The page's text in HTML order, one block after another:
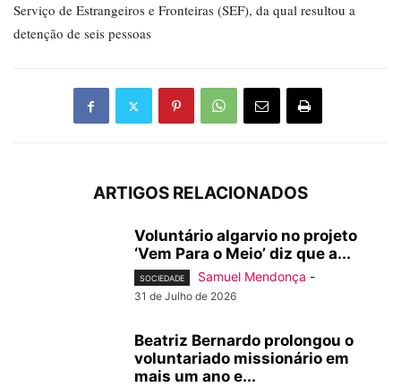
Serviço de Estrangeiros e Fronteiras (SEF), da qual resultou a
detenção de seis pessoas
ARTIGOS RELACIONADOS
Voluntário algarvio no projeto
‘Vem Para o Meio’ diz que a...
SOCIEDADE Samuel Mendonça -
31 de Julho de 2026
Beatriz Bernardo prolongou o
voluntariado missionário em
mais um ano e...